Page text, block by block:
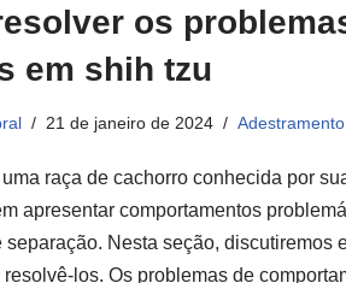
os
em shih tzu
21 de janeiro de 2024 Adestramento
raça de cachorro conhecida por
apresentar comportamentos
separação. Nesta seção, discutiremos
resolvê-los. Os problemas de